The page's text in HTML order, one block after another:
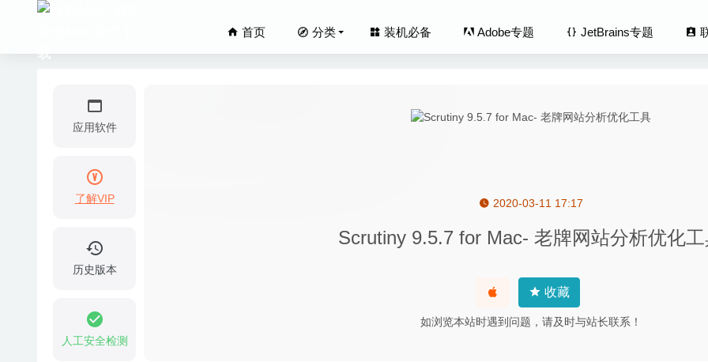
首页 分类 装机必备 Adobe专题 JetBrains专题
应用软件
了解VIP
历史版本
人工安全检测
2020-03-11 17:17
Scrutiny 9.5.7 for Mac- 老牌网站分析优化
收藏
如浏览本站时遇到问题，请及时与站长联系！
Morph Age Pro 5.0.3 – 有意思的视频人脸拼接软件 2020-06-10
AudFree DRM Audio Converter 2.11.0 – 轻量级的音频转换工具
Things 3.12.4 中文版-GTD时间日程管理工具 2020-06-04